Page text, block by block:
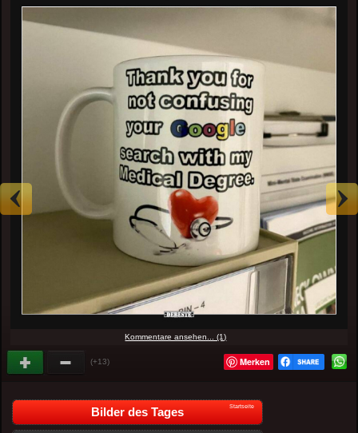
Kommentare ansehen... (1)
(+13) Merken
Bilder des Tages Startseite